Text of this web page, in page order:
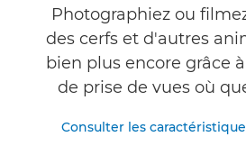
TROUVER UN REVENDEUR
Désolé, pas de vendeurs disponibles pour
Photographiez ou
des cerfs et d'autres
bien plus encore grâce
de prise de vues où
Consulter les